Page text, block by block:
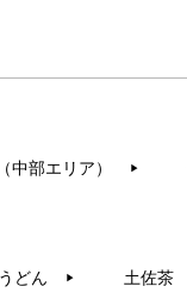
中部エリア） ▶︎
うどん ▶︎ 土佐茶